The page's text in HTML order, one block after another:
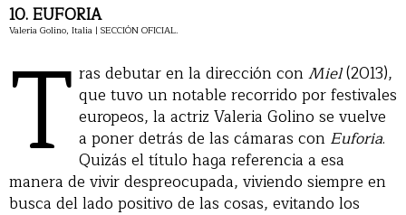
10. EUFORIA
Valeria Golino, Italia | SECCIÓN OFICIAL.
T ras debutar en la dirección conMiel(2013),
que tuvo un notable recorrido por festivales
europeos, la actriz Valeria Golino se vuelve
a poner detrás de las cámaras con Euforia.
Quizás el título haga referencia a esa
manera de vivir despreocupada, viviendo siempre en
busca del lado positivo de las cosas, evitando los